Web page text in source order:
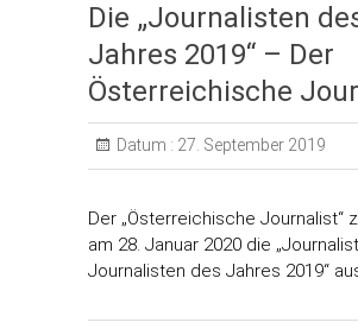
Die „Journalisten
Jahres 2019“ – Der
Österreichische
Datum : 27. September 2019
Der „Österreichische Journalist“
am 28. Januar 2020 die
Journalisten des Jahres 2019“